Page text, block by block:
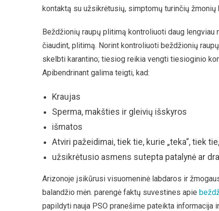
kontaktą su užsikrėtusių, simptomų turinčių žmonių
Beždžionių raupų plitimą kontroliuoti daug
čiaudint, plitimą. Norint kontroliuoti beždžionių
skelbti karantino; tiesiog reikia vengti tiesioginio
Apibendrinant galima teigti, kad:
Kraujas
Sperma, makšties ir gleivių išskyros
išmatos
Atviri pažeidimai, tiek tie, kurie „teka“, tiek
užsikrėtusio asmens sutepta patalynė ar
Arizonoje įsikūrusi visuomeninė labdaros ir
balandžio mėn. parengė faktų suvestines apie
papildyti nauja PSO pranešime pateikta